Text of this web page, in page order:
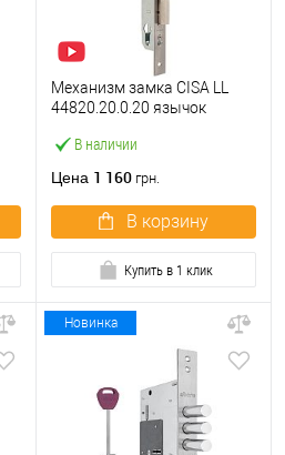
В наличии
Механизм замка CISA LL
44820.20.0.20 язычок
нержавеющая сталь
Цена 1 160 грн.
В корзину
Купить в 1 клик
Новинка